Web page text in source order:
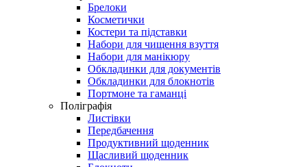
Брелоки
Косметички
Костери та підставки
Набори для чищення взуття
Набори для манікюру
Обкладинки для документів
Обкладинки для блокнотів
Портмоне та гаманці
Поліграфія
Листівки
Передбачення
Продуктивний щоденник
Щасливий щоденник